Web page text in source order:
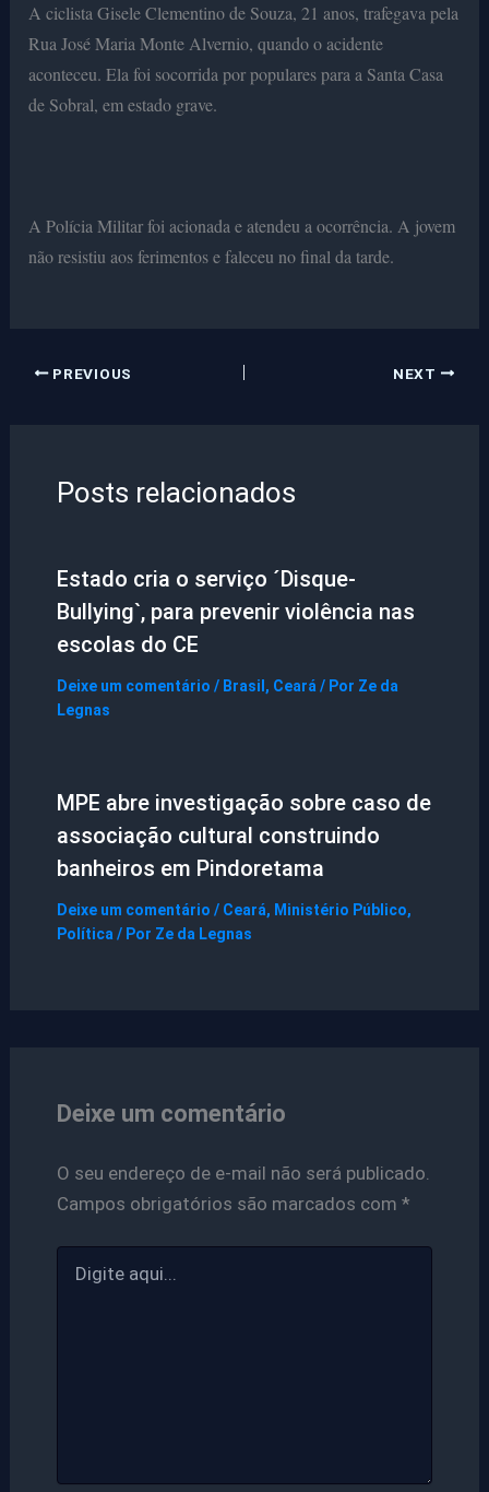
A ciclista Gisele Clementino de Souza, 21 anos, trafegava pela
Rua José Maria Monte Alvernio, quando o acidente
aconteceu. Ela foi socorrida por populares para a Santa Casa
de Sobral, em estado grave.
A Polícia Militar foi acionada e atendeu a ocorrência. A jovem
não resistiu aos ferimentos e faleceu no final da tarde.
PREVIOUS NEXT
Posts relacionados
Estado cria o serviço ´Disque-
Bullying`, para prevenir violência nas
escolas do CE
Deixe um comentário / Brasil , Ceará / Por Ze da
Legnas
MPE abre investigação sobre caso de
associação cultural construindo
banheiros em Pindoretama
Deixe um comentário / Ceará, Ministério Público,
Política / Por Ze da Legnas
Deixe um comentário
O seu endereço de e-mail não será publicado.
Campos obrigatórios são marcados com *
aqui...